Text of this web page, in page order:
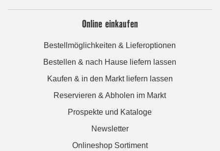
Online einkaufen
Bestellmöglichkeiten & Lieferoptionen
Bestellen & nach Hause liefern lassen
Kaufen & in den Markt liefern lassen
Reservieren & Abholen im Markt
Prospekte und Kataloge
Newsletter
Onlineshop Sortiment